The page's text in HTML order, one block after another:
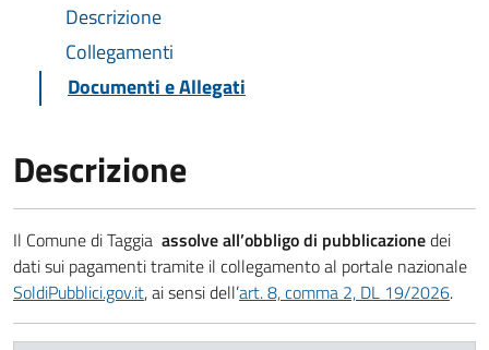
Descrizione
Collegamenti
Documenti e Allegati
Descrizione
Il Comune di Taggia assolve all’obbligo di pubblicazionedei
dati sui pagamenti tramite il collegamento al portale nazionale
SoldiPubblici.gov.it, ai sensi dell’art. 8, comma 2, DL 19/2026.